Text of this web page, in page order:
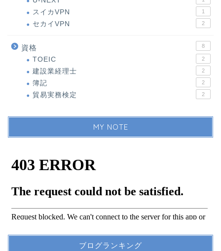
スイカVPN 1
セカイVPN 2
資格 8
TOEIC 2
建設業経理士 2
簿記 2
貿易実務検定 2
MY NOTE
ブログランキング